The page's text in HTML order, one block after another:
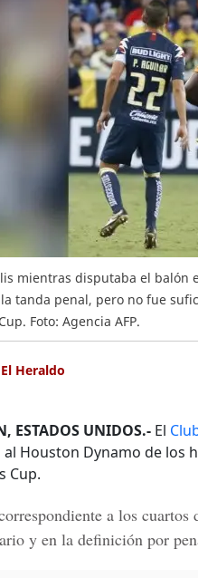
mientras disputaba el balón
tanda penal, pero no fue
Foto: Agencia AFP.
Heraldo
ESTADOS UNIDOS.- El
al Houston Dynamo de los
Cup.
a los
y en la definición por